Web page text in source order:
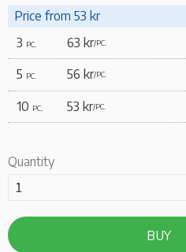
Price from 53 kr
3 PC. 63 kr/PC.
5 PC. 56 kr/PC.
10 PC. 53 kr/PC.
Quantity
BUY